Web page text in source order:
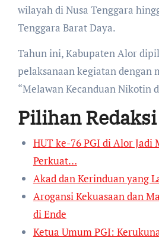
wilayah di Nusa Tenggara
Tenggara Barat Daya.
Tahun ini, Kabupaten Alor
pelaksanaan kegiatan dengan
“Melawan Kecanduan Nikotin
Pilihan Redaksi
HUT ke-76 PGI di Alor Jadi
Perkuat…
Akad dan Kerinduan yang
Arogansi Kekuasaan dan
di Ende
Ketua Umum PGI: